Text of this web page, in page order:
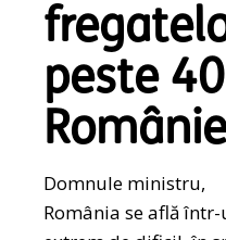
peste
Domnule ministru,
România se află